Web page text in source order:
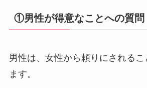
①男性が得意なことへの質問
男性は、女性から頼りにされる
ます。